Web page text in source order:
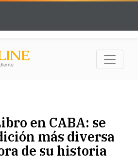
en CABA: se
más diversa
de su historia